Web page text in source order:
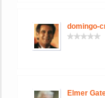
domingo-
Elmer